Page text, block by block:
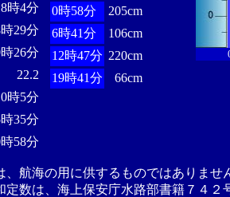
時4分
29分
26分
22.2
0時5分
35分
58分
0時58分
205cm
6時41分
106cm
12時47分 220cm
19時41分
66cm
、航海の用に供するものではありま
定数は、海上保安庁水路部書籍７４２